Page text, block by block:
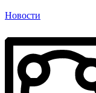
Новости